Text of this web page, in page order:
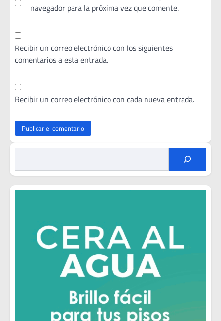
navegador para la próxima vez que comente.
Recibir un correo electrónico con los siguientes
comentarios a esta entrada.
Recibir un correo electrónico con cada nueva entrada.